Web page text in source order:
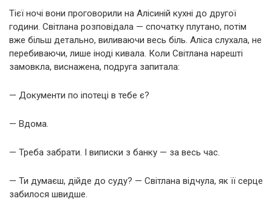
Тієї ночі вони проговорили на Алісиній кухні до другої
години. Світлана розповідала — спочатку плутано, потім
вже більш детально, виливаючи весь біль. Аліса слухала, не
перебиваючи, лише іноді кивала. Коли Світлана нарешті
замовкла, виснажена, подруга запитала:
— Документи по іпотеці в тебе є?
— Вдома.
— Треба забрати. І виписки з банку — за весь час.
— Ти думаєш, дійде до суду? — Світлана відчула, як її серце
забилося швидше.